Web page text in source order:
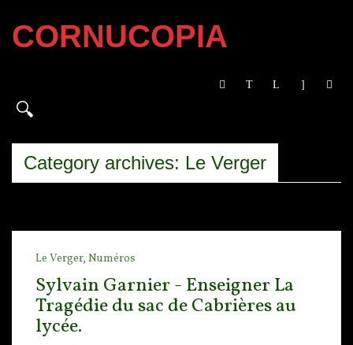
CORNUCOPIA
Category archives: Le Verger
Le Verger, Numéros
Sylvain Garnier - Enseigner La
Tragédie du sac de Cabrières au
lycée.